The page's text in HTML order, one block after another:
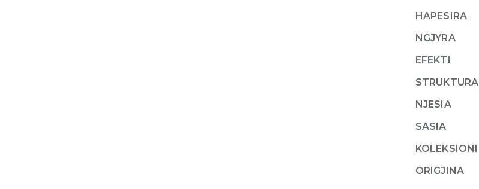
HAPESIRA
NGJYRA
EFEKTI
STRUKTURA
NJESIA
SASIA
KOLEKSIONI
ORIGJINA